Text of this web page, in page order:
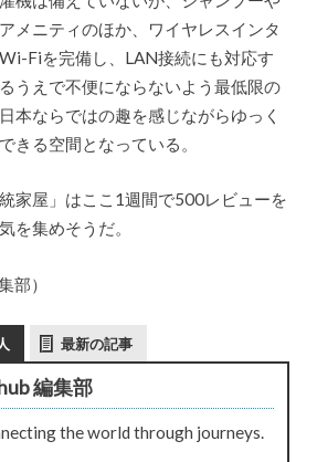
メニティのほか、ワイヤレスインタ
Fiを完備し、LAN接続にも対応す
うえで不便にならないよう最低限の
本ならではの趣を感じながらゆっく
きる空間となっている。
家屋」はここ1週間で500レビューを
を集めそうだ。
部）
最新の記事
編集部
the world through journeys.